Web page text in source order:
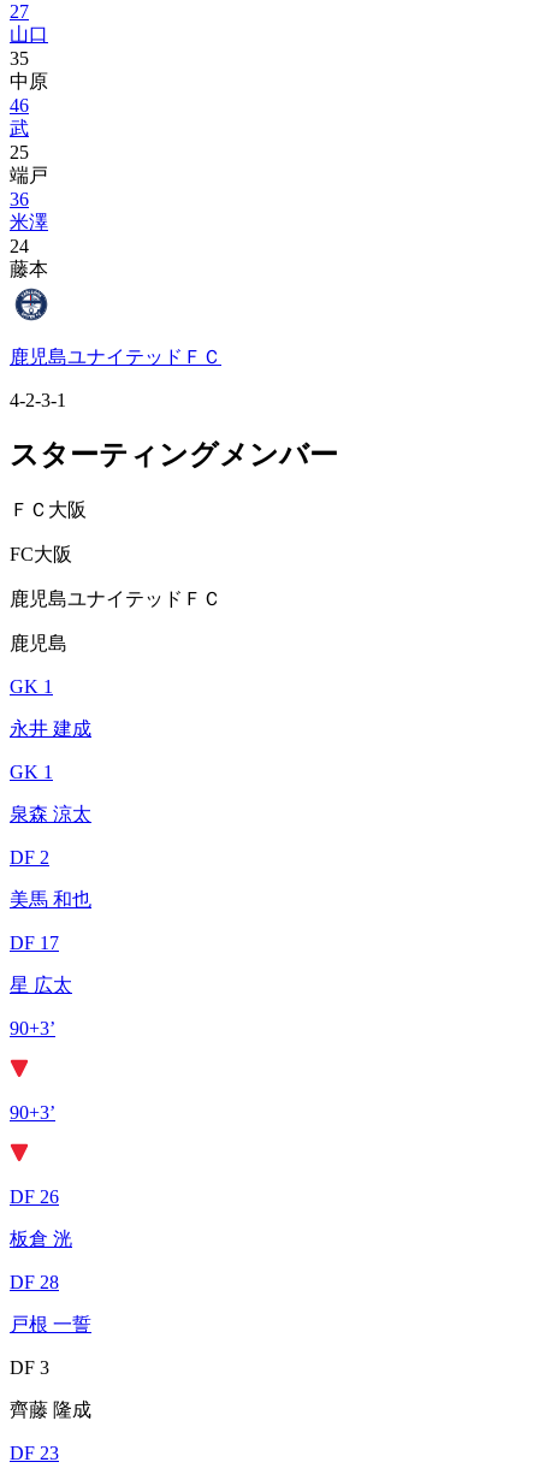
27
山口
35
中原
46
武
25
端戸
36
米澤
24
藤本
鹿児島ユナイテッドＦＣ
4-2-3-1
スターティングメンバー
ＦＣ大阪
FC大阪
鹿児島ユナイテッドＦＣ
鹿児島
GK 1
永井 建成
GK 1
泉森 涼太
DF 2
美馬 和也
DF 17
星 広太
90+3’
90+3’
DF 26
板倉 洸
DF 28
戸根 一誓
DF 3
齊藤 隆成
DF 23